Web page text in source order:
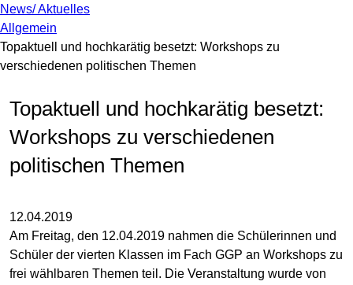
News/ Aktuelles
Allgemein
Topaktuell und hochkarätig besetzt: Workshops zu
verschiedenen politischen Themen
Topaktuell und hochkarätig besetzt:
Workshops zu verschiedenen
politischen Themen
12.04.2019
Am Freitag, den 12.04.2019 nahmen die Schülerinnen und
Schüler der vierten Klassen im Fach GGP an Workshops zu
frei wählbaren Themen teil. Die Veranstaltung wurde von